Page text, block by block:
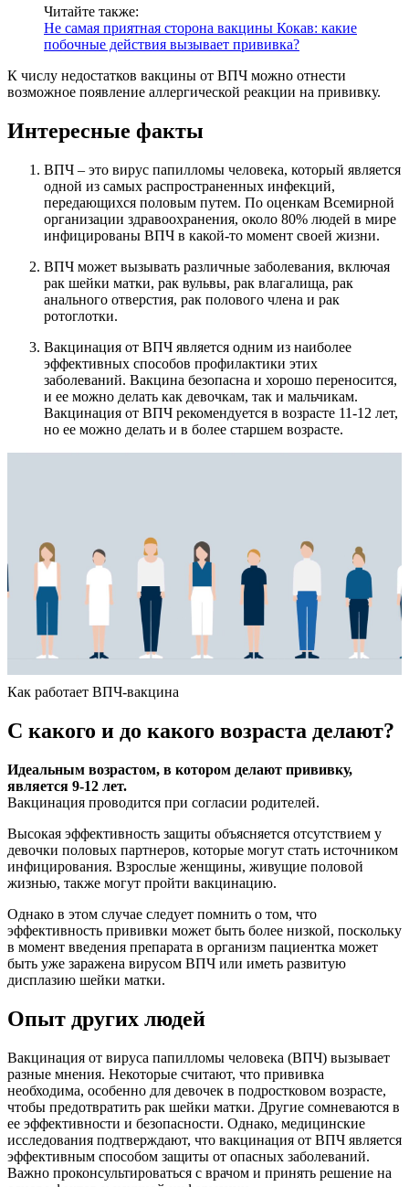
Читайте также:
Не самая приятная сторона вакцины Кокав: какие
побочные действия вызывает прививка?
К числу недостатков вакцины от ВПЧ можно отнести
возможное появление аллергической реакции на прививку.
Интересные факты
ВПЧ – это вирус папилломы человека, который является
одной из самых распространенных инфекций,
передающихся половым путем. По оценкам Всемирной
организации здравоохранения, около 80% людей в мире
инфицированы ВПЧ в какой-то момент своей жизни.
ВПЧ может вызывать различные заболевания, включая
рак шейки матки, рак вульвы, рак влагалища, рак
анального отверстия, рак полового члена и рак
ротоглотки.
Вакцинация от ВПЧ является одним из наиболее
эффективных способов профилактики этих
заболеваний. Вакцина безопасна и хорошо переносится,
и ее можно делать как девочкам, так и мальчикам.
Вакцинация от ВПЧ рекомендуется в возрасте 11-12 лет,
но ее можно делать и в более старшем возрасте.
Как работает ВПЧ-вакцина
С какого и до какого возраста делают?
Идеальным возрастом, в котором делают прививку,
является 9-12 лет.
Вакцинация проводится при согласии родителей.
Высокая эффективность защиты объясняется отсутствием у
девочки половых партнеров, которые могут стать источником
инфицирования. Взрослые женщины, живущие половой
жизнью, также могут пройти вакцинацию.
Однако в этом случае следует помнить о том, что
эффективность прививки может быть более низкой, поскольку
в момент введения препарата в организм пациентка может
быть уже заражена вирусом ВПЧ или иметь развитую
дисплазию шейки матки.
Опыт других людей
Вакцинация от вируса папилломы человека (ВПЧ) вызывает
разные мнения. Некоторые считают, что прививка
необходима, особенно для девочек в подростковом возрасте,
чтобы предотвратить рак шейки матки. Другие сомневаются в
ее эффективности и безопасности. Однако, медицинские
исследования подтверждают, что вакцинация от ВПЧ является
эффективным способом защиты от опасных заболеваний.
Важно проконсультироваться с врачом и принять решение на